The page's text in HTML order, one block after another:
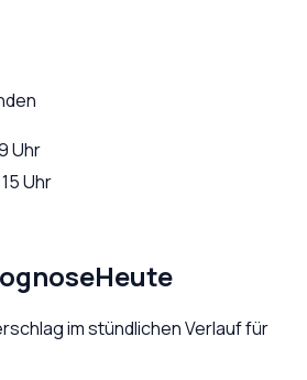
Uhr
Uhr
Heute
im stündlichen Verlauf für